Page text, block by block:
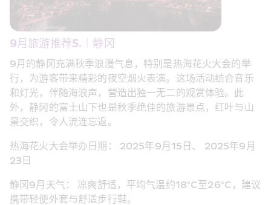
9月旅游推荐5.｜静冈
9月的静冈充满秋季浪漫气息，特别是热海花火大会的举
行，为游客带来精彩的夜空烟火表演。这场活动结合音乐
和灯光，伴随海浪声，营造出独一无二的观赏体验。此
外，静冈的富士山下也是秋季绝佳的旅游景点，红叶与山
景交织，令人流连忘返。
热海花火大会举办日期： 2025年9月15日、 2025年9月
23日
静冈9月天气： 凉爽舒适，平均气温约18°C至26°C，建议
携带轻便外套与舒适步行鞋。